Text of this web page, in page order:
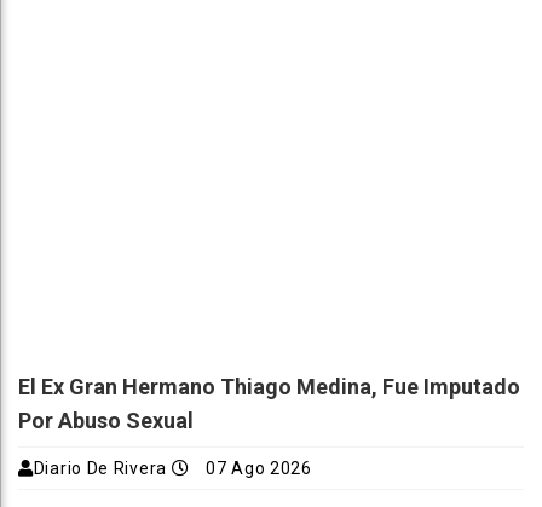
El Ex Gran Hermano Thiago Medina, Fue Imputado
Por Abuso Sexual
Diario De Rivera 07 Ago 2026